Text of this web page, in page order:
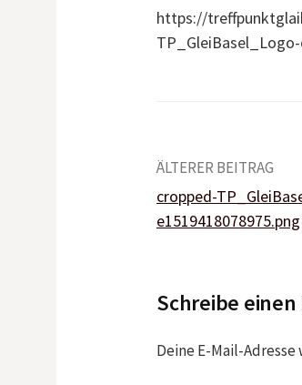
https://
Beitrags-
Navigation
ÄLTERER BEITRAG
cropped-
e1519418078975.png
Schreibe
Deine E-Mail-